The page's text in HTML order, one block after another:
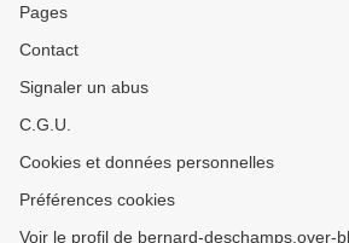
Pages
Contact
Signaler un abus
C.G.U.
Cookies et données personnelles
Préférences cookies
Voir le profil de bernard-deschamps.over-